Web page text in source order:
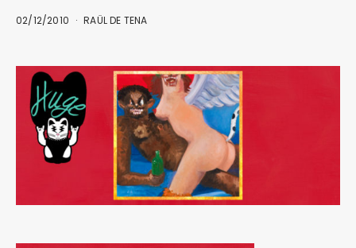
02/12/2010 RAÜL DE TENA